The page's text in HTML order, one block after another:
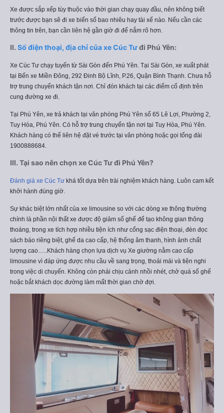
Xe được sắp xếp tùy thuộc vào thời gian chạy quay đầu, nên không biết
trước được bạn sẽ đi xe biển số bao nhiêu hay tài xế nào. Nếu cần các
thông tin trên, bạn cần liên hệ gần giờ đi để nắm rõ hơn.
II. Số điện thoại, địa chỉ của xe Cúc Tưđi Phú Yên:
Xe Cúc Tư chạy tuyến từ Sài Gòn đến Phú Yên. Tại Sài Gòn, xe xuất phát
tại Bến xe Miền Đông, 292 Đinh Bộ Lĩnh, P.26, Quận Bình Thạnh. Chưa hỗ
trợ trung chuyển khách tận nơi. Chỉ đón khách tại các điểm cố định trên
cung đường xe đi.
Tại Phú Yên, xe trả khách tại văn phòng Phú Yên số 65 Lê Lợi, Phường 2,
Tuy Hòa, Phú Yên. Có hỗ trợ trung chuyển tận nơi tại Tuy Hòa, Phú Yên.
Khách hàng có thể liên hệ đặt vé trước tại văn phòng hoặc gọi tổng đài
1900888684.
III. Tại sao nên chọn xe Cúc Tư đi Phú Yên?
Đánh giá xe Cúc Tư khá tốt dựa trên trài nghiệm khách hàng. Luôn cam kết
khởi hành đúng giờ.
Sự khác biệt lớn nhất của xe limousine so với các dòng xe thông thường
chính là phần nội thất xe được độ giảm số ghế để tạo không gian thông
thoáng, trong xe tích hợp nhiều tiện ích như cổng sạc điện thoại, đèn đọc
sách báo riêng biệt, ghế da cao cấp, hệ thống âm thanh, hình ảnh chất
lượng cao…..Khách hàng chọn lựa dịch vụ Xe giường nằm cao cấp
limousine vì đáp ứng được nhu cầu về sang trọng, thoải mái và tiện nghi
trong việc di chuyển. Không còn phải chịu cảnh nhồi nhét, chở quá số ghế
hoặc bắt khách dọc đường làm mất thời gian chờ đợi.